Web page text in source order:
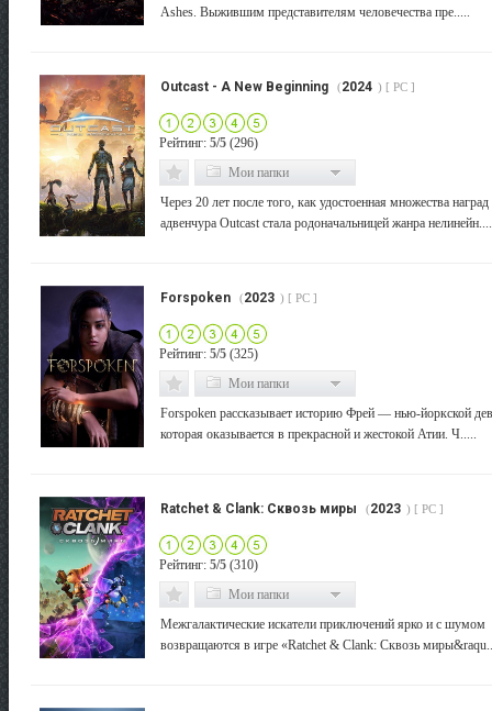
Ashes. Выжившим представителям человечества пре.....
Outcast - A New Beginning (2024 ) [ PC ]
Рейтинг: 5/5 (296)
Мои папки
Через 20 лет после того, как удостоенная множества
адвенчура Outcast стала родоначальницей жанра
Forspoken (2023 ) [ PC ]
Рейтинг: 5/5 (325)
Мои папки
Forspoken рассказывает историю Фрей — нью-йоркской
которая оказывается в прекрасной и жестокой Атии. Ч.....
Ratchet & Clank: Сквозь миры (2023 ) [ PC ]
Рейтинг: 5/5 (310)
Мои папки
Межгалактические искатели приключений ярко и с шумом
возвращаются в игре «Ratchet & Clank: Сквозь